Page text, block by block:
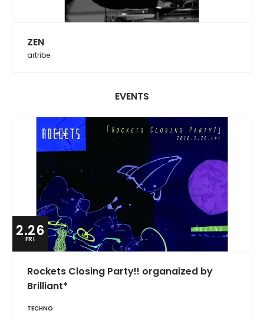
ZEN
artribe
EVENTS
2.26
FRI
Rockets Closing Party!! organaized by
Brilliant*
TECHNO